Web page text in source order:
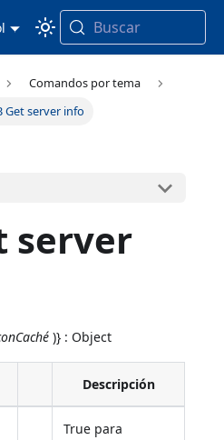
Buscar
Comandos por tema
Get server info
server
)} : Object
Descripción
True para